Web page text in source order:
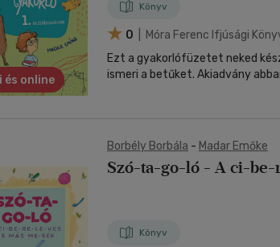
és online
Könyv
0
| Móra Ferenc Ifjúsági
Ezt a gyakorlófüzetet neked
ismeri a betűket. Akiadvány
Borbély Borbála - Madar Emőke
Szó-ta-go-ló - A ci-
Könyv